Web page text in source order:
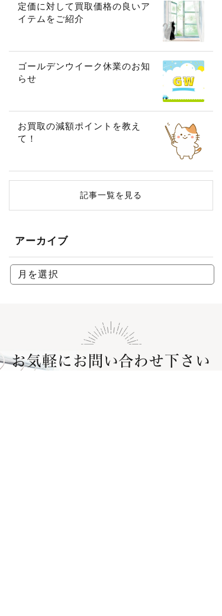
定価に対して買取価格の良いア
イテムをご紹介
ゴールデンウイーク休業のお知
らせ
お買取の減額ポイントを教え
て！
記事一覧を見る
アーカイブ
お気軽にお問い合わせ下さい